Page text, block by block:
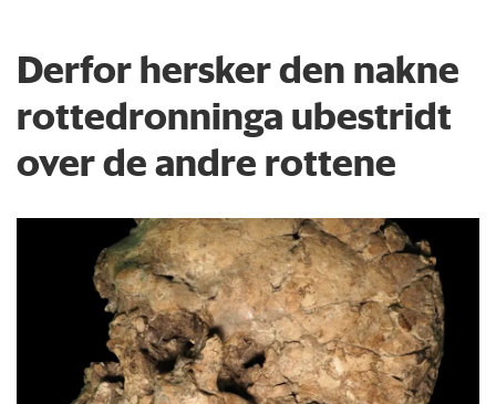
Derfor hersker den nakne
rottedronninga ubestridt
over de andre rottene